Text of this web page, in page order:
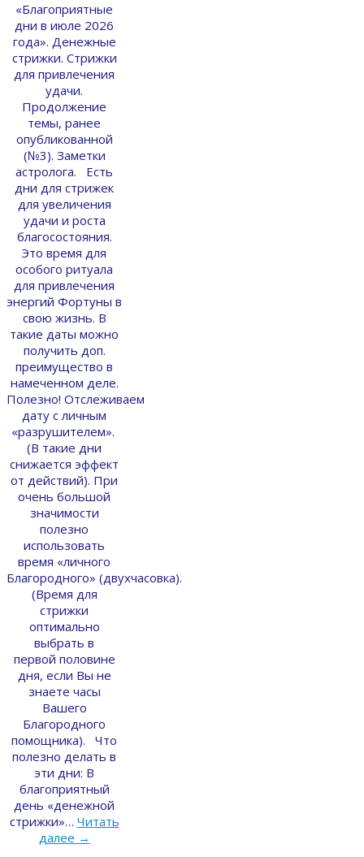
«Благоприятные
дни в июле 2026
года». Денежные
стрижки. Стрижки
для привлечения
удачи.
Продолжение
темы, ранее
опубликованной
(№3). Заметки
астролога. Есть
дни для стрижек
для увеличения
удачи и роста
благосостояния.
Это время для
особого ритуала
для привлечения
энергий Фортуны в
свою жизнь. В
такие даты можно
получить доп.
преимущество в
намеченном деле.
Полезно! Отслеживаем
дату с личным
«разрушителем».
(В такие дни
снижается эффект
от действий). При
очень большой
значимости
полезно
использовать
время «личного
Благородного» (двухчасовка).
(Время для
стрижки
оптимально
выбрать в
первой половине
дня, если Вы не
знаете часы
Вашего
Благородного
помощника). Что
полезно делать в
эти дни: В
благоприятный
день «денежной
стрижки»… Читать
далее →